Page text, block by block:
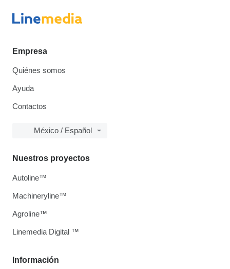
Empresa
Quiénes somos
Ayuda
Contactos
México / Español
Información
Nuestros proyectos
Autoline™
Machineryline™
Agroline™
Linemedia Digital ™